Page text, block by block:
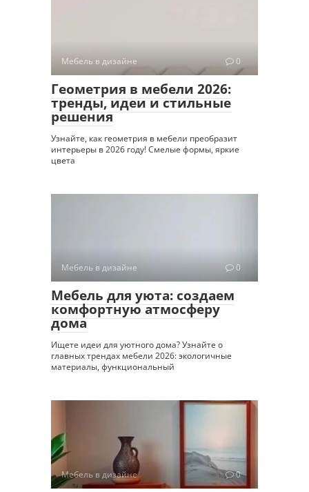
Мебель в дизайне 0
Геометрия в мебели 2026:
тренды, идеи и стильные
решения
Узнайте, как геометрия в мебели преобразит
интерьеры в 2026 году! Смелые формы, яркие
цвета
Мебель в дизайне 0
Мебель для уюта: создаем
комфортную атмосферу
дома
Ищете идеи для уютного дома? Узнайте о
главных трендах мебели 2026: экологичные
материалы, функциональный
Мебель в дизайне 0